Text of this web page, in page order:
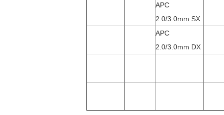
APC
2.0/3.0mm SX
APC
2.0/3.0mm DX